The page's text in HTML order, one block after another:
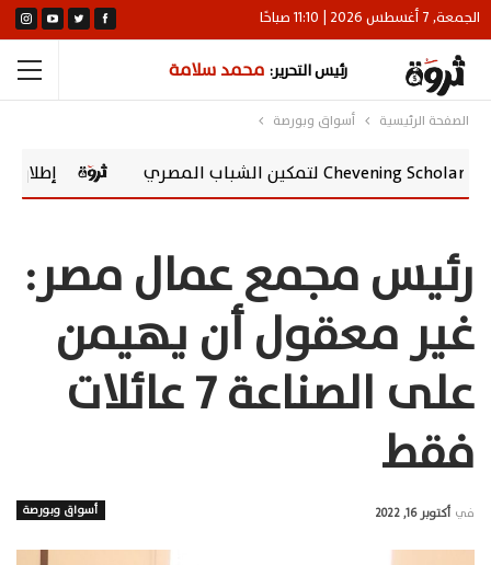
الجمعة, 7 أغسطس 2026 | 11:10 صباحًا
رئيس التحرير: محمد سلامة
الصفحة الرئيسية أسواق وبورصة
إطلاق vivo Y500 في مصر.. بطارية 8100 مللي أمبير وشاشة AMOLED 120 هرتز
رئيس مجمع عمال مصر:
غير معقول أن يهيمن
على الصناعة 7 عائلات
فقط
أسواق وبورصة في أكتوبر 16, 2022